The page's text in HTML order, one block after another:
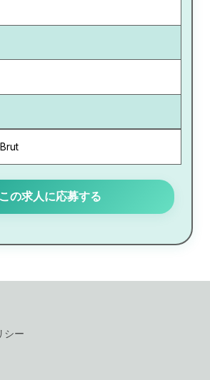
この求人に応募する
シー